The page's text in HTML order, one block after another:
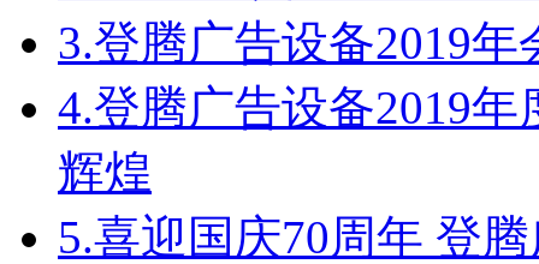
3.登腾广告设备2019
4.登腾广告设备2019
辉煌
5.喜迎国庆70周年 登